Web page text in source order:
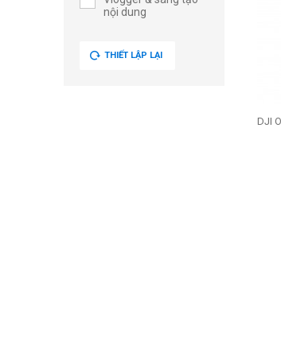
nội dung
THIẾT LẬP LẠI
DJI